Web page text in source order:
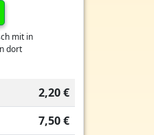
mit in
dort
2,20 €
7,50 €